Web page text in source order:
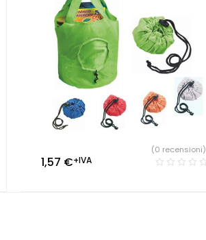
1,57 €+IVA
(0 recensioni)